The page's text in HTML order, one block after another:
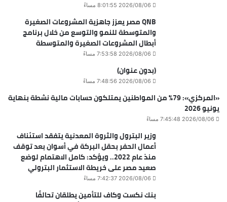
2026/08/06 8:01:55 مساءً
QNB مصر يعزز جاهزية المشروعات الصغيرة
والمتوسطة للنمو والتوسع من خلال برنامج
أبطال المشروعات الصغيرة والمتوسطة
2026/08/06 7:53:58 مساءً
(بدون عنوان)
2026/08/06 7:48:56 مساءً
«المركزي»: 79% من المواطنين يمتلكون حسابات مالية نشطة بنهاية
يونيو 2026
2026/08/06 7:45:48 مساءً
وزير البترول والثروة المعدنية يتفقد استئناف
أعمال الحفر بحقل البركة في أسوان بعد توقف
منذ عام 2022.. ويؤكد: كامل الاهتمام لوضع
صعيد مصر على خريطة الاستثمار البترولي
2026/08/06 7:42:37 مساءً
بنك نكست وكاف للتأمين يطلقان تحالفًا